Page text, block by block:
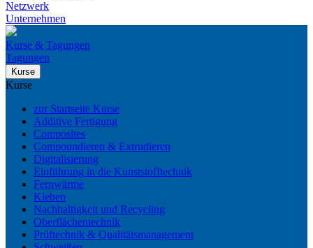
Netzwerk
Unternehmen
Kurse & Tagungen
Tagungen
Kurse
Kurse
zur Startseite Kurse
Additive Fertigung
Composites
Compoundieren & Extrudieren
Digitalisierung
Einführung in die Kunststofftechnik
Fernwärme
Kleben
Nachhaltigkeit und Recycling
Oberflächentechnik
Prüftechnik & Qualitätsmanagement